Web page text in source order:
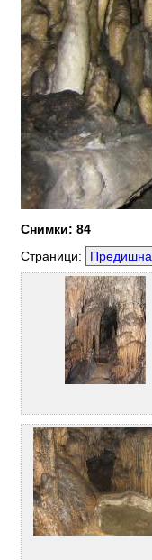
Снимки: 84
Страници:
Предишна